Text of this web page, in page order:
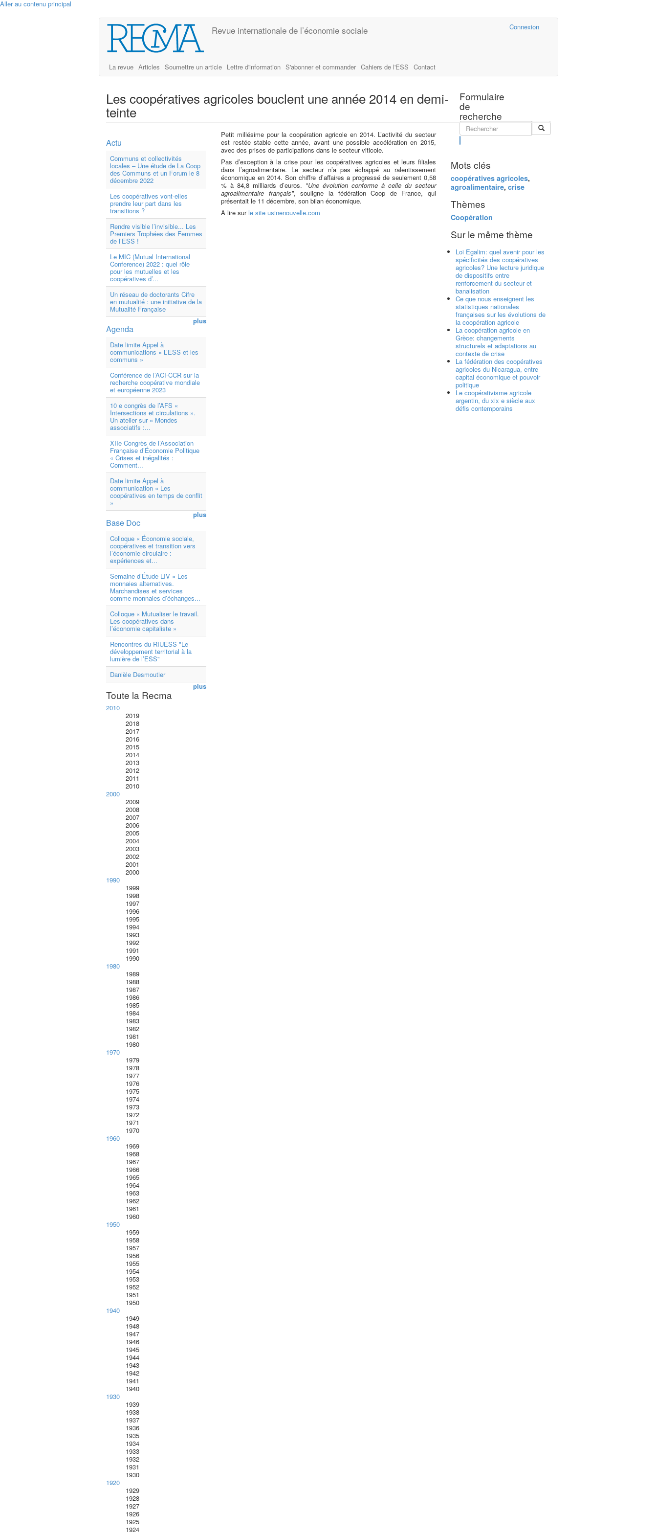
Aller au contenu principal
Connexion
Revue internationale de l’économie sociale
La revue Articles Soumettre un article Lettre d'information S'abonner et commander Cahiers de l'ESS Contact
Formulaire
de
recherche
Les coopératives agricoles bouclent une année 2014 en demi-
teinte
Actu
Communs et collectivités
locales – Une étude de La Coop
des Communs et un Forum le 8
décembre 2022
Les coopératives vont-elles
prendre leur part dans les
transitions ?
Rendre visible l’invisible... Les
Premiers Trophées des Femmes
de l’ESS !
Le MIC (Mutual International
Conference) 2022 : quel rôle
pour les mutuelles et les
coopératives d’...
Un réseau de doctorants Cifre
en mutualité : une initiative de la
Mutualité Française
plus
Agenda
Date limite Appel à
communications « L’ESS et les
communs »
Conférence de l’ACI-CCR sur la
recherche coopérative mondiale
et européenne 2023
10 e congrès de l’AFS «
Intersections et circulations ».
Un atelier sur « Mondes
associatifs :...
XIIe Congrès de l’Association
Française d’Économie Politique
« Crises et inégalités :
Comment...
Date limite Appel à
communication « Les
coopératives en temps de conflit
»
plus
Base Doc
Colloque « Économie sociale,
coopératives et transition vers
l’économie circulaire :
expériences et...
Semaine d’Étude LIV « Les
monnaies alternatives.
Marchandises et services
comme monnaies d’échanges...
Colloque « Mutualiser le travail.
Les coopératives dans
l’économie capitaliste »
Rencontres du RIUESS "Le
développement territorial à la
lumière de l’ESS"
Danièle Desmoutier
plus
Toute la Recma
2010
2019
2018
2017
2016
2015
2014
2013
2012
2011
2010
2000
2009
2008
2007
2006
2005
2004
2003
2002
2001
2000
1990
1999
1998
1997
1996
1995
1994
1993
1992
1991
1990
1980
1989
1988
1987
1986
1985
1984
1983
1982
1981
1980
1970
1979
1978
1977
1976
1975
1974
1973
1972
1971
1970
1960
1969
1968
1967
1966
1965
1964
1963
1962
1961
1960
1950
1959
1958
1957
1956
1955
1954
1953
1952
1951
1950
1940
1949
1948
1947
1946
1945
1944
1943
1942
1941
1940
1930
1939
1938
1937
1936
1935
1934
1933
1932
1931
1930
1920
1929
1928
1927
1926
1925
1924
Petit millésime pour la coopération agricole en 2014. L’activité du secteur
est restée stable cette année, avant une possible accélération en 2015,
avec des prises de participations dans le secteur viticole.
Pas d’exception à la crise pour les coopératives agricoles et leurs filiales
dans l’agroalimentaire. Le secteur n’a pas échappé au ralentissement
économique en 2014. Son chiffre d’affaires a progressé de seulement 0,58
% à 84,8 milliards d’euros. "Une évolution conforme à celle du secteur
agroalimentaire français", souligne la fédération Coop de France, qui
présentait le 11 décembre, son bilan économique.
A lire sur le site usinenouvelle.com
Mots clés
coopératives agricoles,
agroalimentaire, crise
Thèmes
Coopération
Sur le même thème
Loi Egalim: quel avenir pour les
spécificités des coopératives
agricoles? Une lecture juridique
de dispositifs entre
renforcement du secteur et
banalisation
Ce que nous enseignent les
statistiques nationales
françaises sur les évolutions de
la coopération agricole
La coopération agricole en
Grèce: changements
structurels et adaptations au
contexte de crise
La fédération des coopératives
agricoles du Nicaragua, entre
capital économique et pouvoir
politique
Le coopérativisme agricole
argentin, du xix e siècle aux
défis contemporains